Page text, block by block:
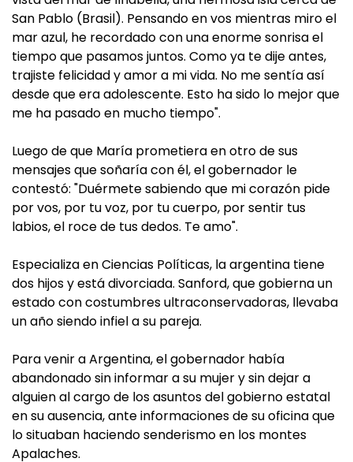
San Pablo (Brasil). Pensando en vos mientras miro el
mar azul, he recordado con una enorme sonrisa el
tiempo que pasamos juntos. Como ya te dije antes,
trajiste felicidad y amor a mi vida. No me sentía así
desde que era adolescente. Esto ha sido lo mejor que
me ha pasado en mucho tiempo".
Luego de que María prometiera en otro de sus
mensajes que soñaría con él, el gobernador le
contestó: "Duérmete sabiendo que mi corazón pide
por vos, por tu voz, por tu cuerpo, por sentir tus
labios, el roce de tus dedos. Te amo".
Especializa en Ciencias Políticas, la argentina tiene
dos hijos y está divorciada. Sanford, que gobierna un
estado con costumbres ultraconservadoras, llevaba
un año siendo infiel a su pareja.
Para venir a Argentina, el gobernador había
abandonado sin informar a su mujer y sin dejar a
alguien al cargo de los asuntos del gobierno estatal
en su ausencia, ante informaciones de su oficina que
lo situaban haciendo senderismo en los montes
Apalaches.